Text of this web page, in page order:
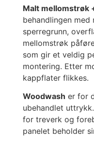
Malt mellomstrøk
behandlingen
sperregrunn,
mellomstrøk
som gir et veldig
montering. Etter
kappflater flikkes.
Woodwash er for
ubehandlet
for treverk og
panelet beholder